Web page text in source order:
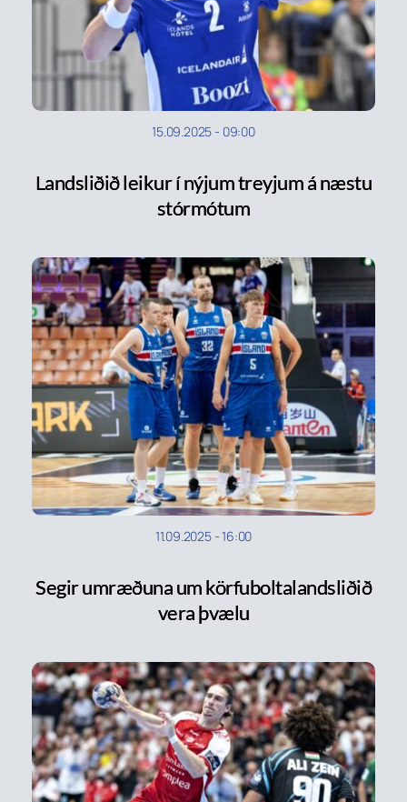
15.09.2025 - 09:00
Landsliðið leikur í nýjum treyjum á næstu
stórmótum
11.09.2025-16:00
Segir umræðuna um körfuboltalandsliðið
vera þvælu